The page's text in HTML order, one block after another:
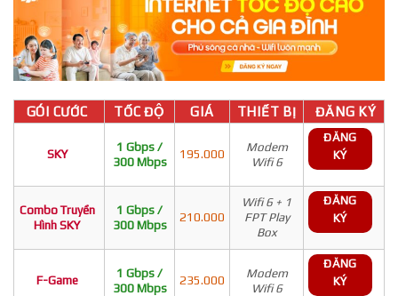
GÓI CƯỚC TỐC ĐỘ GIÁ THIẾT BỊ ĐĂNG KÝ
SKY
1 Gbps /
300 Mbps
195.000
Modem
Wifi 6
ĐĂNG
KÝ
Combo Truyền
Hình SKY
1 Gbps /
300 Mbps
210.000
Wifi 6 + 1
FPT Play
Box
ĐĂNG
KÝ
F-Game
1 Gbps /
300 Mbps
235.000
Modem
Wifi 6
ĐĂNG
KÝ